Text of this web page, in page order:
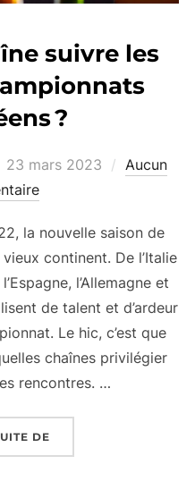
suivre les
?
Publié
le
23 mars 2023
Aucun
la nouvelle saison de
continent. De l’Italie
l’Allemagne et
de talent et d’ardeur
Le hic, c’est que
chaînes privilégier
rencontres. …
DE« SUR QUELLE